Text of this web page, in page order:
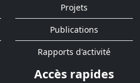
Projets
Publications
Rapports d'activité
Accès rapides